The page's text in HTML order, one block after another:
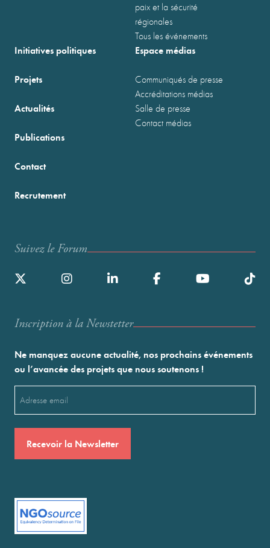
paix et la sécurité
régionales
Tous les événements
Initiatives politiques
Projets
Actualités
Publications
Espace médias
Communiqués de presse
Accréditations médias
Salle de presse
Contact médias
Contact
Recrutement
Suivez le Forum
Inscription à la Newstetter
Ne manquez aucune actualité, nos prochains événements
ou l’avancée des projets que nous soutenons !
(Nécessaire)